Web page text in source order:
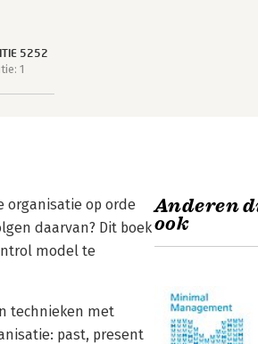
5252
1
organisatie op orde
daarvan? Dit boek
model te
technieken met
past, present
Anderen
ook